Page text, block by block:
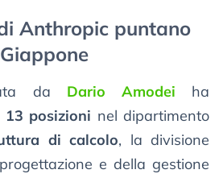
Anthropic puntano
da Dario Amodei ha
13 posizioni nel dipartimento
di calcolo, la divisione
e della gestione